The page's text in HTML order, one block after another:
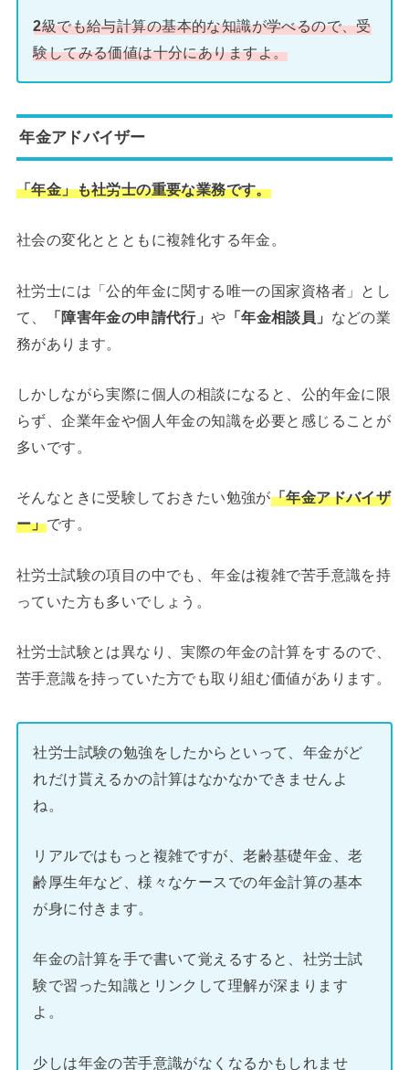
2級でも給与計算の基本的な知識が学べるので、受
験してみる価値は十分にありますよ。
年金アドバイザー
「年金」も社労士の重要な業務です。
社会の変化ととともに複雑化する年金。
社労士には「公的年金に関する唯一の国家資格者」とし
て、
「障害年金の申請代行」や 「年金相談員」 などの業
務があります。
しかしながら実際に個人の相談になると、公的年金に限
らず、企業年金や個人年金の知識を必要と感じることが
多いです。
そんなときに受験しておきたい勉強が「年金アドバイザ
ー」です。
社労士試験の項目の中でも、年金は複雑で苦手意識を持
っていた方も多いでしょう。
社労士試験とは異なり、実際の年金の計算をするので、
苦手意識を持っていた方でも取り組む価値があります。
社労士試験の勉強をしたからといって、年金がど
れだけ貰えるかの計算はなかなかできませんよ
ね。
リアルではもっと複雑ですが、老齢基礎年金、老
齢厚生年など、様々なケースでの年金計算の基本
が身に付きます。
年金の計算を手で書いて覚えるすると、社労士試
験で習った知識とリンクして理解が深まります
よ。
少しは年金の苦手意識がなくなるかもしれませ